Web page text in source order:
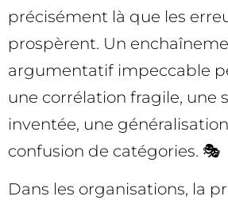
précisément là que les
prospèrent. Un
argumentatif impeccable
une corrélation fragile, une
inventée, une
confusion de catégories. 🎭
Dans les organisations, la